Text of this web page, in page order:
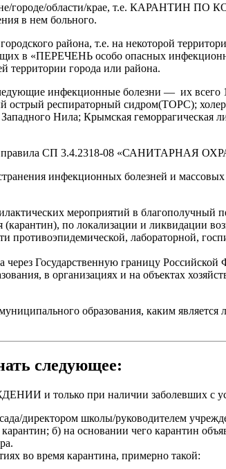
городе/области/крае, т.е.
в нем больного.
района, т.е. на некоторой
в «ПЕРЕЧЕНЬ особо опасных
территории города или района.
инфекционные болезни — их всего
респираторный сидром(ТОРС);
Нила; Крымская геморрагическая
правила СП 3.4.2318-08
инфекционных болезней и
мероприятий в благополучный
по локализации и ликвидации
противоэпидемической, лабораторной,
Государственную границу
в организациях и на объектах
образования, каким является
следующее:
и только при наличии заболевших с
директором школы/руководителем
б) на основании чего карантин
во время карантина, примерно такой: